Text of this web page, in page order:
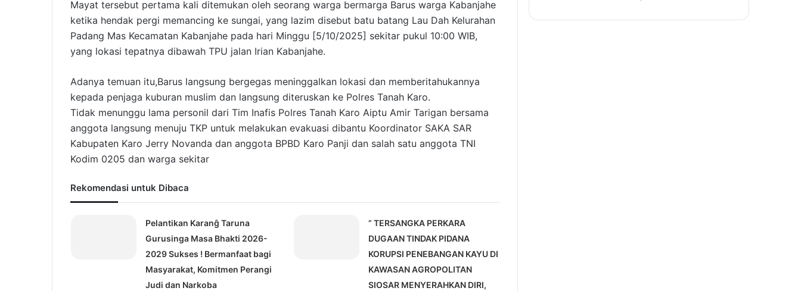
Mayat tersebut pertama kali ditemukan oleh seorang warga bermarga Barus warga Kabanjahe
ketika hendak pergi memancing ke sungai, yang lazim disebut batu batang Lau Dah Kelurahan
Padang Mas Kecamatan Kabanjahe pada hari Minggu [5/10/2025] sekitar pukul 10:00 WIB,
yang lokasi tepatnya dibawah TPU jalan Irian Kabanjahe.
Adanya temuan itu,Barus langsung bergegas meninggalkan lokasi dan memberitahukannya
kepada penjaga kuburan muslim dan langsung diteruskan ke Polres Tanah Karo.
Tidak menunggu lama personil dari Tim Inafis Polres Tanah Karo Aiptu Amir Tarigan bersama
anggota langsung menuju TKP untuk melakukan evakuasi dibantu Koordinator SAKA SAR
Kabupaten Karo Jerry Novanda dan anggota BPBD Karo Panji dan salah satu anggota TNI
Kodim 0205 dan warga sekitar
Rekomendasi untuk Dibaca
Pelantikan Karanĝ Taruna
Gurusinga Masa Bhakti 2026-
2029 Sukses ! Bermanfaat bagi
Masyarakat, Komitmen Perangi
Judi dan Narkoba
” TERSANGKA PERKARA
DUGAAN TINDAK PIDANA
KORUPSI PENEBANGAN KAYU DI
KAWASAN AGROPOLITAN
SIOSAR MENYERAHKAN DIRI,